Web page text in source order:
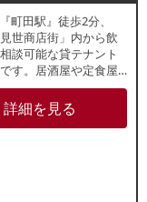
町田駅』徒歩2分、
見世商店街」内から飲
談可能な貸テナント
す。居酒屋や定食屋
飲食店が軒を連ね、
賑わいます。約6.49
物件で新規出店をお考
が営業していた区画
詳細を見る